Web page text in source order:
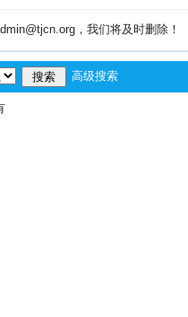
，我们将及时删除！
高级搜索